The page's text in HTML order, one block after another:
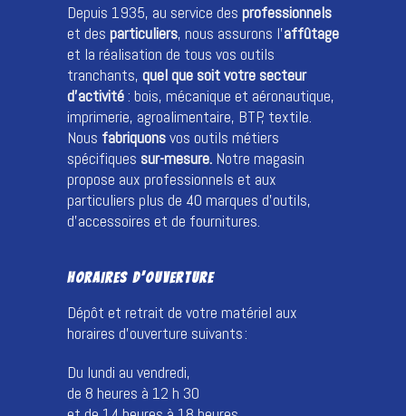
Depuis 1935, au service des professionnels
et des particuliers, nous assurons l’affûtage
et la réalisation de tous vos outils
tranchants, quel que soit votre secteur
d’activité: bois, mécanique et aéronautique,
imprimerie, agroalimentaire, BTP, textile.
Nous fabriquonsvos outils métiers
spécifiques sur-mesure. Notre magasin
propose aux professionnels et aux
particuliers plus de 40 marques d’outils,
d’accessoires et de fournitures.
HORAIRES D’OUVERTURE
Dépôt et retrait de votre matériel aux
horaires d’ouverture suivants :
Du lundi au vendredi,
de 8 heures à 12 h 30